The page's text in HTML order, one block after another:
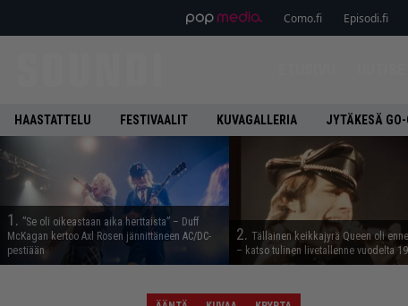
Como.fi Episodi.fi
HAASTATTELU FESTIVAALIT KUVAGALLERIA JYTÄKESÄ GO-
1. ”Se oli oikeastaan aika herttaista” – Duff
McKagan kertoo Axl Rosen jännittäneen AC/DC-
pestiään
2. Tällainen keikkajyrä Queen oli
– katso tulinen livetallenne vuodelta